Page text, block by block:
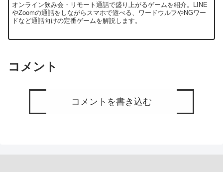
オンライン飲み会・リモート通話で盛り上がるゲームを紹介。LINE
やZoomの通話をしながらスマホで遊べる、ワードウルフやNGワー
ドなど通話向けの定番ゲームを解説します。
コメント
コメントを書き込む